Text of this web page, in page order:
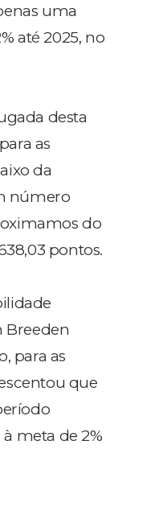
uma
até 2025, no
desta
as
da
número
do
pontos.
Breeden
para as
que
meta de 2%